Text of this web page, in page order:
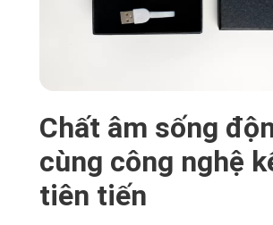
Chất âm sống
cùng công nghệ
tiên tiến